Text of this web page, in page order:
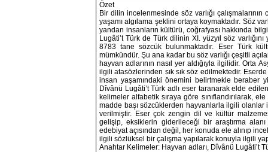
Özet
Bir dilin incelenmesinde söz varlığı
yaşamı algılama şeklini ortaya koymaktadır. Söz
yandan insanların kültürü, coğrafyası hakkında
Lugâti’t Türk de Türk dilinin XI. yüzyıl söz
8783 tane sözcük bulunmaktadır. Eser Türk
mümkündür. Şu ana kadar bu söz varlığı çeşitli
hayvan adlarının nasıl yer aldığıyla ilgilidir. Orta
ilgili atasözlerinden sık sık söz edilmektedir.
insan yaşamındaki önemini belirtmekle beraber
Dîvânü Lugâti’t Türk adlı eser taranarak elde
kelimeler alfabetik sıraya göre sınıflandırılarak,
madde başı sözcüklerden hayvanlarla ilgili
verilmiştir. Eser çok zengin dil ve kültür
gelişip, eksiklerin giderileceği bir araştırma
edebiyat açısından değil, her konuda ele alınıp
ilgili sözlüksel bir çalışma yapılarak konuyla ilgili
Anahtar Kelimeler: Hayvan adları, Dîvânü Lugâti’t